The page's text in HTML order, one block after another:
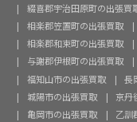
綴喜郡宇治田原町の出張買
相楽郡笠置町の出張買取
相楽郡和束町の出張買取
与謝郡伊根町の出張買取
福知山市の出張買取
長
城陽市の出張買取
京丹
亀岡市の出張買取
乙訓